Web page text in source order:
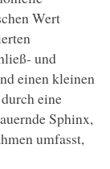
Wert
und
einen kleinen
eine
Sphinx,
umfasst,